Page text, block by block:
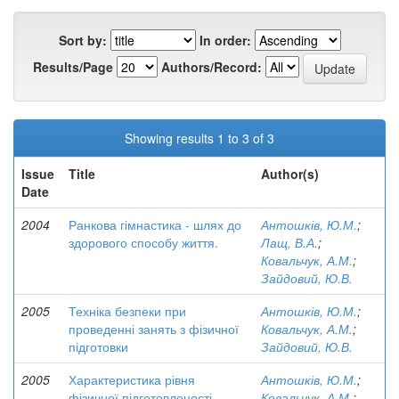
Sort by:
In order:
Results/Page
Authors/Record:
Showing results 1 to 3 of 3
Issue
Date
Title Author(s)
2004
Ранкова гімнастика - шлях до
здорового способу життя.
Антошків, Ю.М.;
Лащ, В.А.;
Ковальчук, А.М.;
Зайдовий, Ю.В.
2005
Техніка безпеки при
проведенні занять з фізичної
підготовки
Антошків, Ю.М.;
Ковальчук, А.М.;
Зайдовий, Ю.В.
2005
Характеристика рівня
Антошків, Ю.М.;